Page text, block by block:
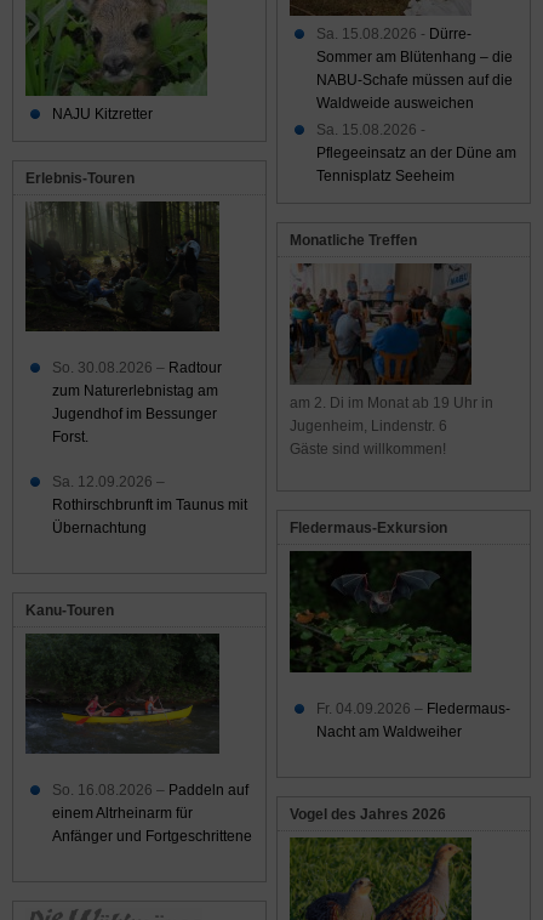
Sa. 15.08.2026 - Dürre-
Sommer am Blütenhang – die
NABU-Schafe müssen auf die
Waldweide ausweichen
Sa. 15.08.2026 -
Pflegeeinsatz an der Düne am
Tennisplatz Seeheim
Monatliche Treffen
am 2. Di im Monat ab 19 Uhr in
Jugenheim, Lindenstr. 6
Gäste sind willkommen!
Fledermaus-Exkursion
Fr. 04.09.2026 – Fledermaus-
Nacht am Waldweiher
Vogel des Jahres 2026
NAJU Kitzretter
Erlebnis-Touren
So. 30.08.2026 – Radtour
zum Naturerlebnistag am
Jugendhof im Bessunger
Forst.
Sa. 12.09.2026 –
Rothirschbrunft im Taunus mit
Übernachtung
Kanu-Touren
So. 16.08.2026 – Paddeln auf
einem Altrheinarm für
Anfänger und Fortgeschrittene